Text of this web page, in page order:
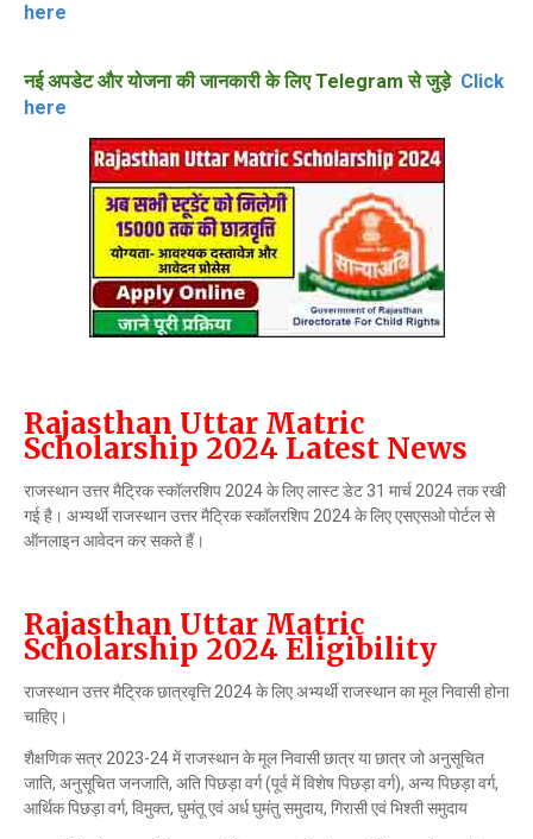
here
नई अपडेट और योजना की जानकारी के लिए Telegram से जुड़ेClick
here
Rajasthan Uttar Matric
Scholarship 2024 Latest News
राजस्थान उत्तर मैट्रिक स्कॉलरशिप 2024 के लिए लास्ट डेट 31 मार्च 2024 तक रखी
गई है। अभ्यर्थी राजस्थान उत्तर मैट्रिक स्कॉलरशिप 2024 के लिए एसएसओ पोर्टल से
ऑनलाइन आवेदन कर सकते हैं।
Rajasthan Uttar Matric
Scholarship 2024 Eligibility
राजस्थान उत्तर मैट्रिक छात्रवृत्ति 2024 के लिए अभ्यर्थी राजस्थान का मूल निवासी होना
चाहिए।
शैक्षणिक सत्र 2023-24 में राजस्थान के मूल निवासी छात्र या छात्र जो अनुसूचित
जाति, अनुसूचित जनजाति, अति पिछड़ा वर्ग (पूर्व में विशेष पिछड़ा वर्ग), अन्य पिछड़ा वर्ग,
आर्थिक पिछड़ा वर्ग, विमुक्त, घुमंतू एवं अर्ध घुमंतु समुदाय, गिरासी एवं भिश्ती समुदाय